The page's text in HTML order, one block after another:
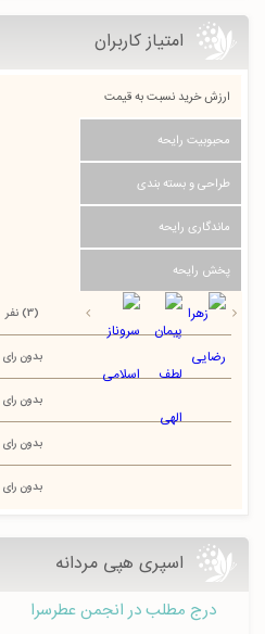
امتیاز کاربران
ارزش خرید نسبت به قیمت
محبوبیت رایحه
طراحی و بسته بندی
ماندگاری رایحه
پخش رایحه
(3) نفر
بدون رای
بدون رای
بدون رای
بدون رای
اسپری هپی مردانه
درج مطلب در انجمن عطرسرا